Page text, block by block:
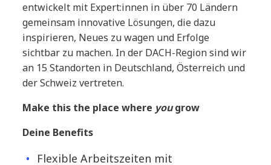
entwickelt mit Expert:innen in über 70 Ländern
gemeinsam innovative Lösungen, die dazu
inspirieren, Neues zu wagen und Erfolge
sichtbar zu machen. In der DACH-Region sind wir
an 15 Standorten in Deutschland, Österreich und
der Schweiz vertreten.
Make this the place where yougrow
Deine Benefits
Flexible Arbeitszeiten mit